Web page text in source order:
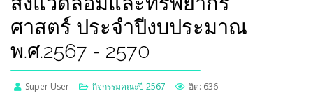
ศาสตร์ ประจำปีงบประมาณ
พ.ศ.2567 - 2570
Super User กิจกรรมคณะปี 2567 ฮิต: 636